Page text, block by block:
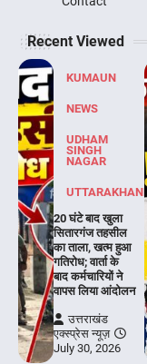
Recent Viewed
KUMAUN
NEWS
UDHAM
SINGH
NAGAR
UTTARAKHAND
20 घंटे बाद खुला
सितारगंज तहसील
का ताला, खत्म हुआ
गतिरोध; वार्ता के
बाद कर्मचारियों ने
वापस लिया आंदोलन
उत्तराखंड
एक्स्प्रेस न्यूज़
July 30, 2026